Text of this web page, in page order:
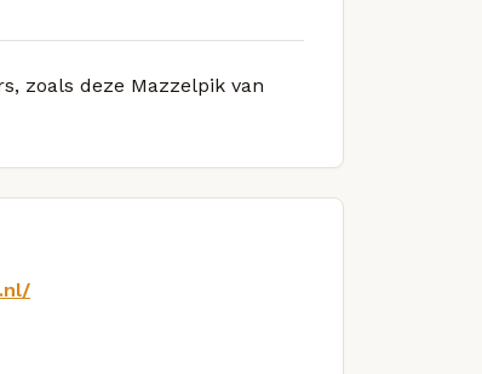
zoals deze Mazzelpik van